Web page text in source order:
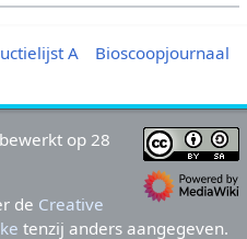
A
Bioscoopjournaal
op 28
de Creative
tenzij anders aangegeven.